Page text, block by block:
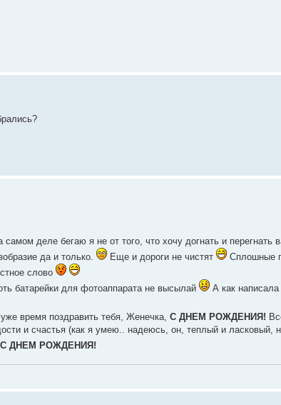
самом деле бегаю я не от того, что хочу догнать и перегнать
да и только.
Еще и дороги не чистят Сплошные
слово
батарейки для фотоаппарата не высылай
А как
время поздравить тебя, Женечка, С ДНЕМ РОЖДЕНИЯ!
и счастья (как я умею.. надеюсь, он, теплый и ласковый,
С ДНЕМ РОЖДЕНИЯ!